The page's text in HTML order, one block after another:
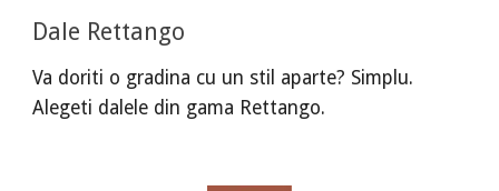
Dale Rettango
Va doriti o gradina cu un stil aparte? Simplu.
Alegeti dalele din gama Rettango.